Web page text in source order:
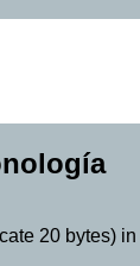
20 bytes) in